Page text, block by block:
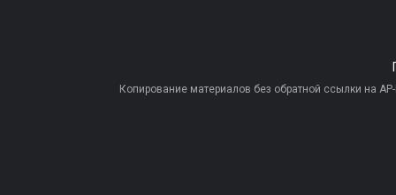
Копирование материалов без обратной ссылки на